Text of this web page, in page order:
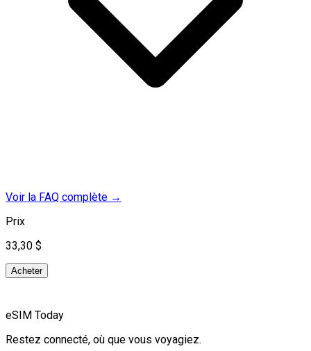
Voir la FAQ complète →
Prix
33,30 $
Acheter
eSIM Today
Restez connecté, où que vous voyagiez.